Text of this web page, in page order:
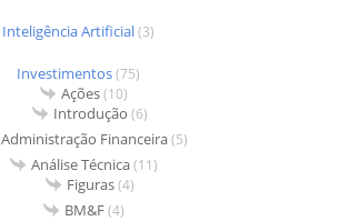
Inteligência Artificial(3)
Investimentos(75)
Ações(10)
Introdução (6)
Administração Financeira(5)
Análise Técnica(11)
Figuras(4)
BM&F(4)